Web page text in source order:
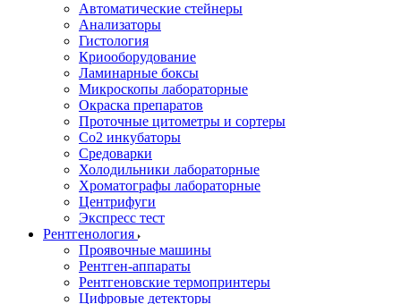
Автоматические стейнеры
Анализаторы
Гистология
Криооборудование
Ламинарные боксы
Микроскопы лабораторные
Окраска препаратов
Проточные цитометры и сортеры
Со2 инкубаторы
Средоварки
Холодильники лабораторные
Хроматографы лабораторные
Центрифуги
Экспресс тест
Рентгенология
Проявочные машины
Рентген-аппараты
Рентгеновские термопринтеры
Цифровые детекторы